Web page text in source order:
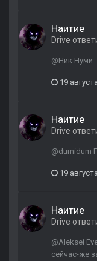
Наитие
Drive
@Ник Нуми
19
Наитие
Drive
@dumidum
19
Наитие
Drive
@Aleksei
сейчас-же